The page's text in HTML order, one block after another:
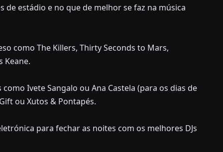
de estádio e no que de melhor se faz na música
como The Killers, Thirty Seconds to Mars,
Keane.
Ivete Sangalo ou Ana Castela (para os dias de
ou Xutos & Pontapés.
para fechar as noites com os melhores DJs